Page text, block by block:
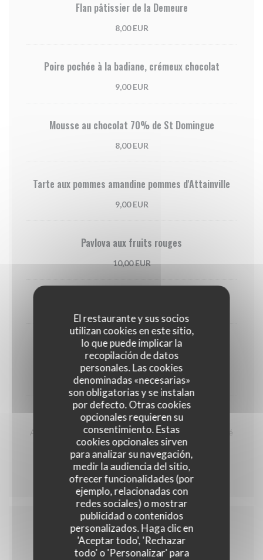
El restaurante y sus socios
utilizan cookies en este sitio,
lo que puede implicar la
recopilación de datos
personales. Las cookies
denominadas «necesarias»
son obligatorias y se instalan
por defecto. Otras cookies
opcionales requieren su
consentimiento. Estas
cookies opcionales sirven
para analizar su navegación,
medir la audiencia del sitio,
ofrecer funcionalidades (por
ejemplo, relacionadas con
redes sociales) o mostrar
publicidad o contenidos
personalizados. Haga clic en
'Aceptar todo', 'Rechazar
todo' o 'Personalizar' para
Flan pâtissier de la Demeure
8,00 EUR
Poire pochée à la badiane, crémeux chocolat
9,00 EUR
Mousse au chocolat 70% de St Domingue
8,00 EUR
Tarte aux pommes amandine pommes d'Attainville
9,00 EUR
Pavlova aux fruits rouges
10,00 EUR
Assiette de fromages
Assortiments de 3 fromages Français
11,00 EUR
Café ou Thé gourmand
Assortiment de 3 mini desserts de la carte accompagné
de la boisson chaude de votre choix
12,00 EUR
Le Barbecue du Samedi Midi